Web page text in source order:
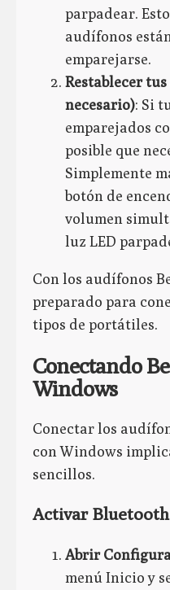
parpadear.
audífonos
emparejarse.
Restablecer
necesario): Si
emparejados
posible que
Simplemente
botón de
volumen
luz LED
Con los audífonos
preparado para
tipos de portátiles.
Conectando
Windows
Conectar los
con Windows
sencillos.
Activar
Abrir
menú Inicio y